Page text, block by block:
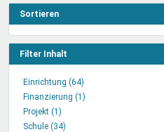
Sortieren
Filter Inhalt
Einrichtung (64)
Filter
Finanzierung (1)
Projekt (1)
Filter
Schule (34)